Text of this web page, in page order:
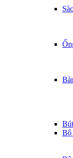
Bộ